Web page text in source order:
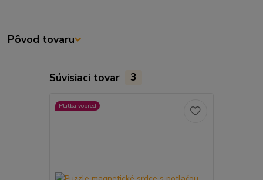
Pôvod tovaru
Súvisiaci tovar 3
Platba vopred